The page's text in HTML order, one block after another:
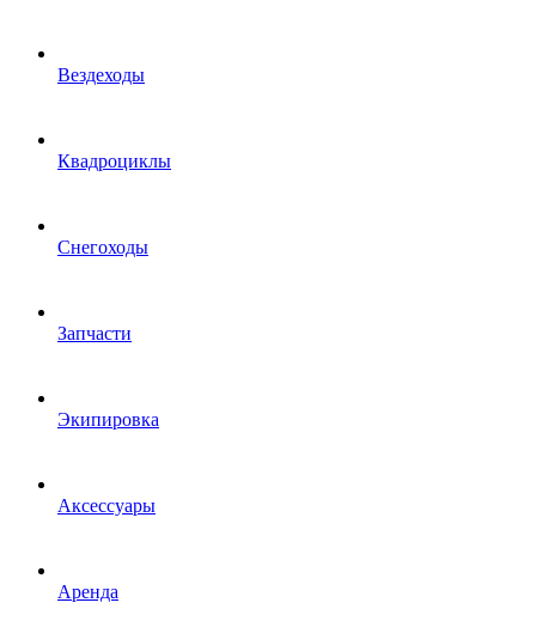
Вездеходы
Квадроциклы
Снегоходы
Запчасти
Экипировка
Аксессуары
Аренда